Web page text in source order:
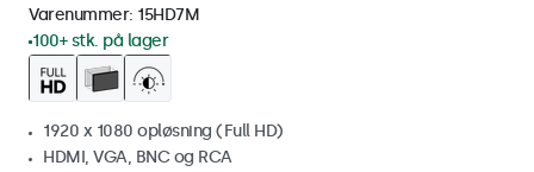
Varenummer: 15HD7M
100+ stk. på lager
1920 x 1080 opløsning (Full HD)
HDMI, VGA, BNC og RCA